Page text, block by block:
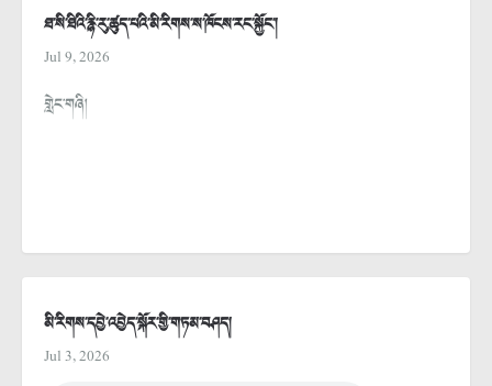
ཐ་སི་ཐིའི་རྙི་རུ་ཚུད་པའི་མི་རིགས་ས་ཁོངས་རང་སྐྱོང་།
Jul 9, 2026
གླེང་གཞི།
མི་རིགས་དབྱེ་འབྱེད་སྐོར་གྱི་གཏམ་བཤད།
Jul 3, 2026